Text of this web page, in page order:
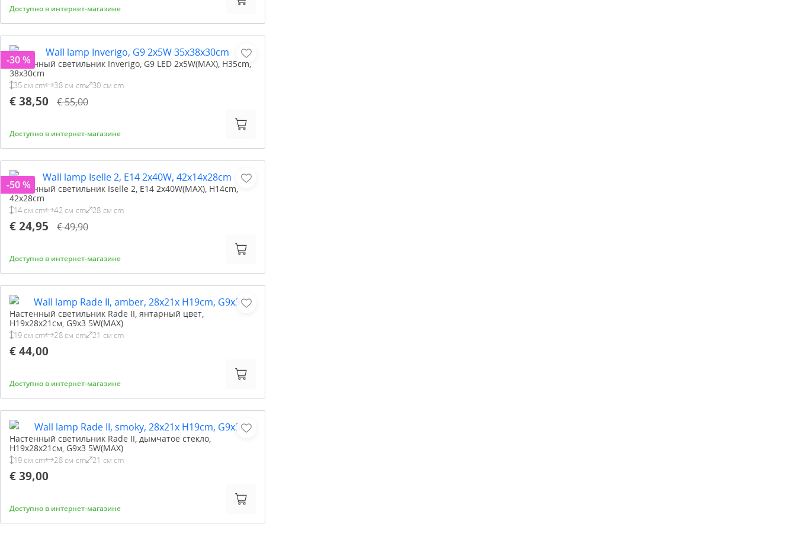
Доступно в интернет-магазине
Настенный светильник Inverigo, G9 LED 2x5W(MAX), H35cm,
38x30cm
35 см cm 38 см cm 30 см cm
€ 38,50 € 55,00
Доступно в интернет-магазине
-30 %
Настенный светильник Iselle 2, E14 2x40W(MAX), H14cm,
42x28cm
14 см cm 42 см cm 28 см cm
€ 24,95 € 49,90
Доступно в интернет-магазине
-50 %
Настенный светильник Rade II, янтарный цвет,
H19x28x21см, G9x3 5W(MAX)
19 см cm 28 см cm 21 см cm
€ 44,00
Доступно в интернет-магазине
Настенный светильник Rade II, дымчатое стекло,
H19x28x21см, G9x3 5W(MAX)
19 см cm 28 см cm 21 см cm
€ 39,00
Доступно в интернет-магазине